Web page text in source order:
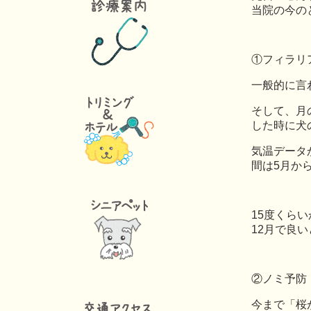
当院の今の
①フィラリ
一般的に言
そして、月
した時に
気温データ
間は5月か
15度くら
12月で良
②ノミ予防
今まで「桜